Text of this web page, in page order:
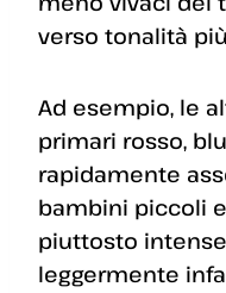
verso tonalità
Ad esempio, le
primari rosso,
rapidamente
bambini piccoli
piuttosto
leggermente